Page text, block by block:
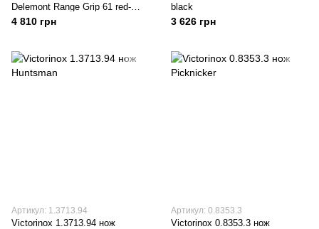
Delemont Range Grip 61 red-
black
4 810 грн
black
3 626 грн
Артикул: 1.3713.94
Victorinox 1.3713.94 нож
Артикул: 0.8353.3
Victorinox 0.8353.3 нож